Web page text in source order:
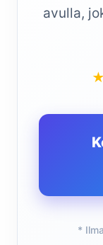
avulla,
*